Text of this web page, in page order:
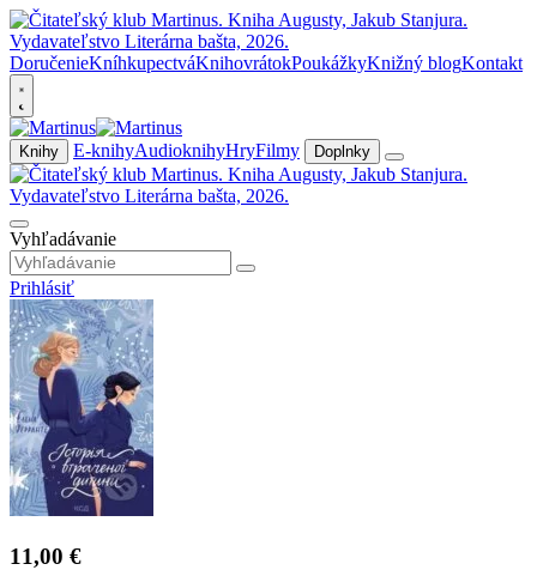
DoručenieKníhkupectváKnihovrátokPoukážkyKnižný blogKontakt
Knihy E-knihyAudioknihyHryFilmy Doplnky
Vyhľadávanie
Prihlásiť
11,00 €